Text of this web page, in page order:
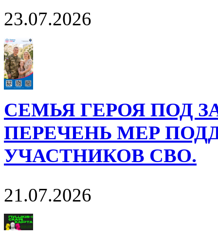
23.07.2026
СЕМЬЯ ГЕРОЯ ПОД
ПЕРЕЧЕНЬ МЕР
УЧАСТНИКОВ СВО.
21.07.2026